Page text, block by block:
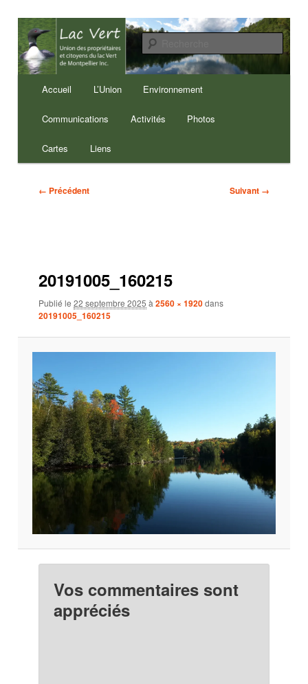
Aller
au
contenu
principalLac Vert de Montpellier
principal
Accueil L’Union Environnement
Communications Activités Photos
Cartes Liens
Navigation
← Précédent Suivant →
20191005_160215
Publié le22 septembre 2025 à2560 × 1920dans
20191005_160215
Vos commentaires sont
appréciés